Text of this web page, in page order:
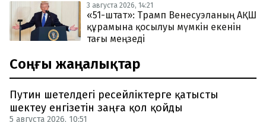
3 августа 2026, 14:21
«51-штат»: Трамп Венесуэланың АҚШ
құрамына қосылуы мүмкін екенін
тағы меңзеді
Соңғы жаңалықтар
Путин шетелдегі ресейліктерге қатысты
шектеу енгізетін заңға қол қойды
5 августа 2026, 10:51